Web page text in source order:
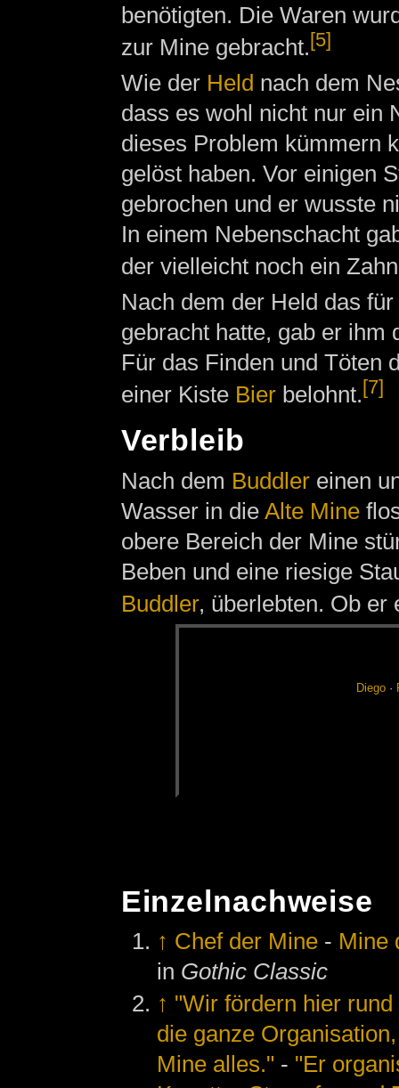
benötigten. Die Waren
zur Mine gebracht.[5]
Wie der Held nach dem
dass es wohl nicht nur ein
dieses Problem kümmern
gelöst haben. Vor einigen
gebrochen und er wusste
In einem Nebenschacht
der vielleicht noch ein
Nach dem der Held das
gebracht hatte, gab er
Für das Finden und Töten
einer Kiste Bierbelohnt.[7]
Verbleib
Nach dem Buddlereinen
Wasser in die Alte Mine
obere Bereich der Mine
Beben und eine riesige
Buddler, überlebten. Ob er
Die­go ·
Einzelnachweise
↑ Chef der Mine - Mine
in Gothic Classic
↑ "Wir fördern hier
die ganze
Mine alles." - "Er